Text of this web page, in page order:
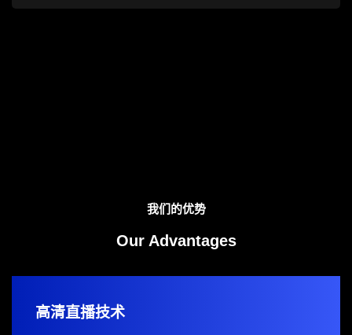
我们的优势
Our Advantages
高清直播技术